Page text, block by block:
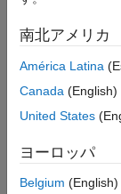
入力引数
拡張機能
バージョン履歴
Y =
説明
= nufft( , t)
フーリエ変換
す。
X が行列の
南北アメリカ
América Latina
Canada (English)
United States
ヨーロッパ
Belgium (English)